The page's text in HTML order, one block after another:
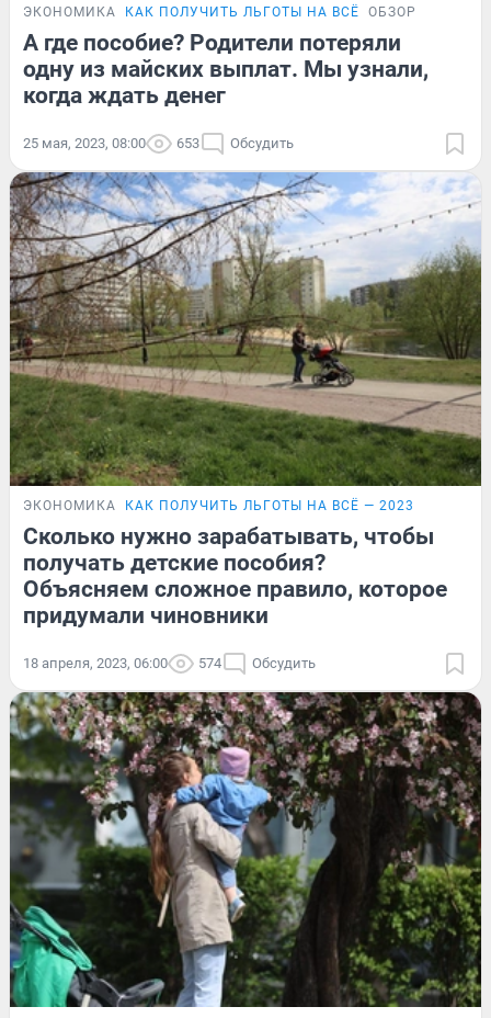
ЭКОНОМИКА КАК ПОЛУЧИТЬ ЛЬГОТЫ НА ВСЁ ОБЗОР
А где пособие? Родители потеряли
одну из майских выплат. Мы узнали,
когда ждать денег
25 мая, 2023, 08:00 653 Обсудить
ЭКОНОМИКА КАК ПОЛУЧИТЬ ЛЬГОТЫ НА ВСЁ — 2023
Сколько нужно зарабатывать, чтобы
получать детские пособия?
Объясняем сложное правило, которое
придумали чиновники
18 апреля, 2023, 06:00 574 Обсудить